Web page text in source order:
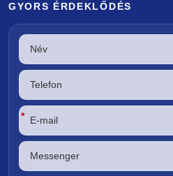
GYORS ÉRDEKLŐDÉS
*